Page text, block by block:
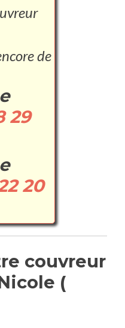
de
29
20
couvreur
(